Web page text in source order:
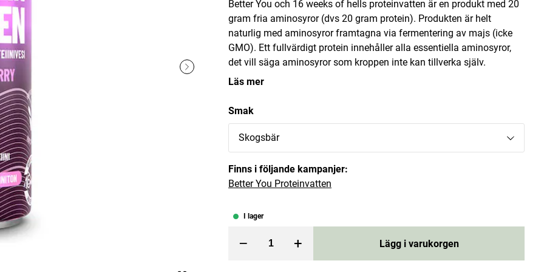
2,4 L Klarröd
:119 kr
Lägg i varukorgen
Ärt-Havreprotein 1kg Päron/Kokos
302 krPrevious price:378 kr
Lägg i varukorgen
Pris:28,01 kr
28,01 kr
Better You och 16 weeks of hells proteinvatten är en produkt med 20
gram fria aminosyror (dvs 20 gram protein). Produkten är helt
naturlig med aminosyror framtagna via fermentering av majs (icke
GMO). Ett fullvärdigt protein innehåller alla essentiella aminosyror,
det vill säga aminosyror som kroppen inte kan tillverka själv.
Läs mer
Smak
Skogsbär
Finns i följande kampanjer:
Better You Proteinvatten
I lager
– + Lägg i varukorgen